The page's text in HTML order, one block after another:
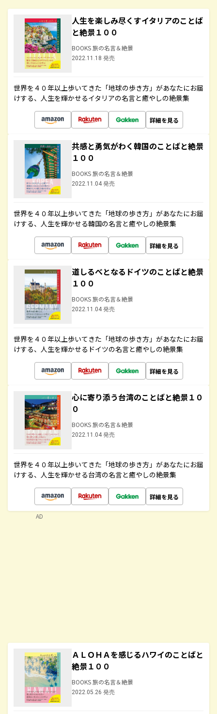
人生を楽しみ尽くすイタリアのことば
と絶景１００
BOOKS 旅の名言＆絶景
2022.11.18 発売
世界を４０年以上歩いてきた「地球の歩き方」があなたにお届
けする、人生を輝かせるイタリアの名言と癒やしの絶景集
詳細を見る
共感と勇気がわく韓国のことばと絶景
１００
BOOKS 旅の名言＆絶景
2022.11.04 発売
世界を４０年以上歩いてきた「地球の歩き方」があなたにお届
けする、人生を輝かせる韓国の名言と癒やしの絶景集
詳細を見る
道しるべとなるドイツのことばと絶景
１００
BOOKS 旅の名言＆絶景
2022.11.04 発売
世界を４０年以上歩いてきた「地球の歩き方」があなたにお届
けする、人生を輝かせるドイツの名言と癒やしの絶景集
詳細を見る
心に寄り添う台湾のことばと絶景１０
０
BOOKS 旅の名言＆絶景
2022.11.04 発売
世界を４０年以上歩いてきた「地球の歩き方」があなたにお届
けする、人生を輝かせる台湾の名言と癒やしの絶景集
詳細を見る
ＡＬＯＨＡを感じるハワイのことばと
絶景１００
BOOKS 旅の名言＆絶景
2022.05.26 発売
AD